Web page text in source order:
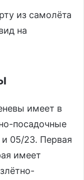
из самолёта
на
имеет в
посадочные
05/23. Первая
имеет